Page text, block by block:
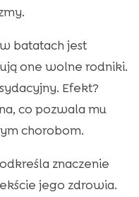
batatach jest
one wolne rodniki.
Efekt?
co pozwala mu
chorobom.
znaczenie
jego zdrowia.